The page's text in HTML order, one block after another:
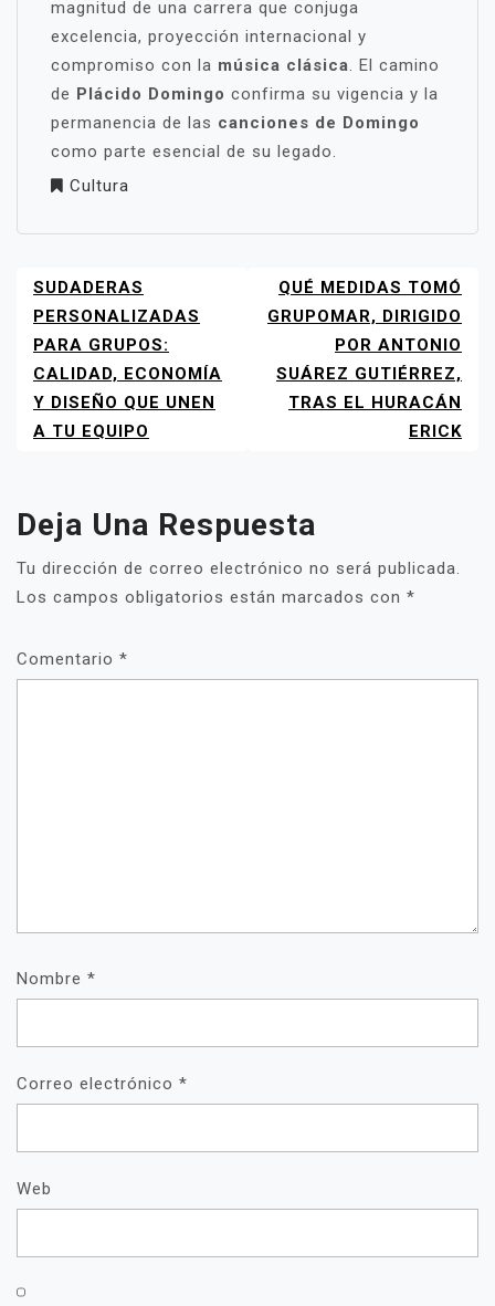
magnitud de una carrera que conjuga
excelencia, proyección internacional y
compromiso con la música clásica. El camino
de Plácido Domingo confirma su vigencia y la
permanencia de las canciones de Domingo
como parte esencial de su legado.
Cultura
NAVEGACIÓN
DE
ENTRADAS
SUDADERAS
PERSONALIZADAS
PARA GRUPOS:
CALIDAD, ECONOMÍA
Y DISEÑO QUE UNEN
A TU EQUIPO
QUÉ MEDIDAS TOMÓ
GRUPOMAR, DIRIGIDO
POR ANTONIO
SUÁREZ GUTIÉRREZ,
TRAS EL HURACÁN
ERICK
Deja Una Respuesta
Tu dirección de correo electrónico no será publicada.
Los campos obligatorios están marcados con *
Comentario *
Nombre *
Correo electrónico *
Web